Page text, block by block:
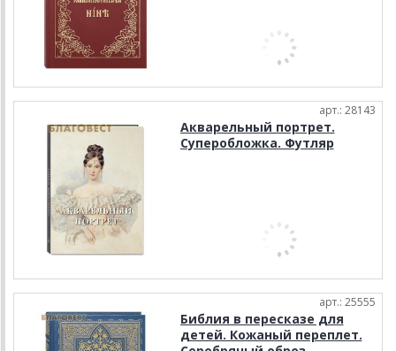
арт.: 28143
Акварельный портрет.
Суперобложка. Футляр
арт.: 25555
Библия в пересказе для
детей. Кожаный переплет.